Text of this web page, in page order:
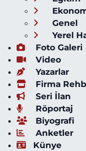
Genel
Yerel
Foto Galeri
Video
Yazarlar
Firma
Seri İlan
Röportaj
Biyografi
Anketler
Künye